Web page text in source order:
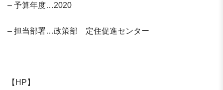
– 予算年度…2020
– 担当部署…政策部 定住促進センター
【HP】